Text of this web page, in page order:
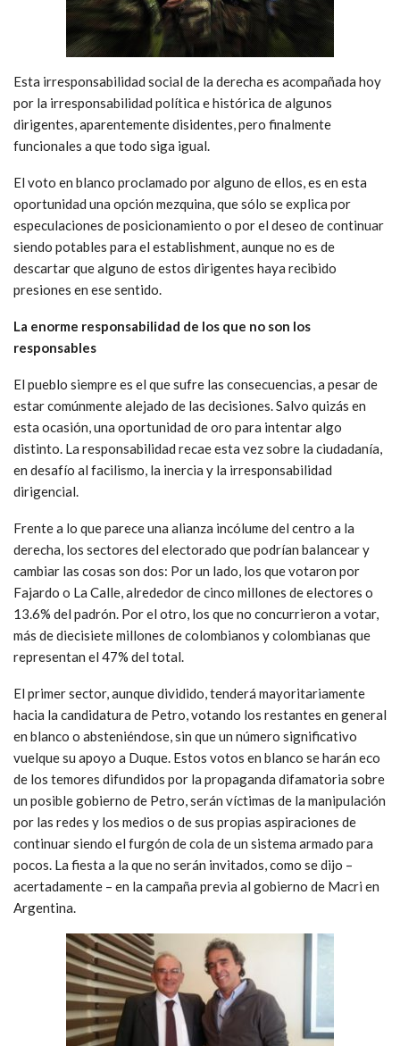
Esta irresponsabilidad social de la derecha es acompañada hoy
por la irresponsabilidad política e histórica de algunos
dirigentes, aparentemente disidentes, pero finalmente
funcionales a que todo siga igual.
El voto en blanco proclamado por alguno de ellos, es en esta
oportunidad una opción mezquina, que sólo se explica por
especulaciones de posicionamiento o por el deseo de continuar
siendo potables para el establishment, aunque no es de
descartar que alguno de estos dirigentes haya recibido
presiones en ese sentido.
La enorme responsabilidad de los que no son los
responsables
El pueblo siempre es el que sufre las consecuencias, a pesar de
estar comúnmente alejado de las decisiones. Salvo quizás en
esta ocasión, una oportunidad de oro para intentar algo
distinto. La responsabilidad recae esta vez sobre la ciudadanía,
en desafío al facilismo, la inercia y la irresponsabilidad
dirigencial.
Frente a lo que parece una alianza incólume del centro a la
derecha, los sectores del electorado que podrían balancear y
cambiar las cosas son dos: Por un lado, los que votaron por
Fajardo o La Calle, alrededor de cinco millones de electores o
13.6% del padrón. Por el otro, los que no concurrieron a votar,
más de diecisiete millones de colombianos y colombianas que
representan el 47% del total.
El primer sector, aunque dividido, tenderá mayoritariamente
hacia la candidatura de Petro, votando los restantes en general
en blanco o absteniéndose, sin que un número significativo
vuelque su apoyo a Duque. Estos votos en blanco se harán eco
de los temores difundidos por la propaganda difamatoria sobre
un posible gobierno de Petro, serán víctimas de la manipulación
por las redes y los medios o de sus propias aspiraciones de
continuar siendo el furgón de cola de un sistema armado para
pocos. La fiesta a la que no serán invitados, como se dijo –
acertadamente – en la campaña previa al gobierno de Macri en
Argentina.